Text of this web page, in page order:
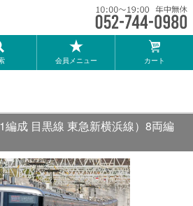
会員メニュー カート
成 目黒線 東急新横浜線）8両編